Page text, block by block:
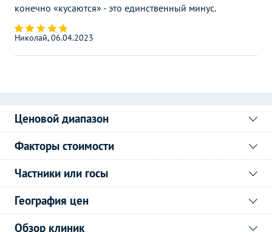
конечно «кусаются» - это единственный минус.
Николай, 06.04.2023
Ценовой диапазон
Факторы стоимости
Частники или госы
География цен
Обзор клиник